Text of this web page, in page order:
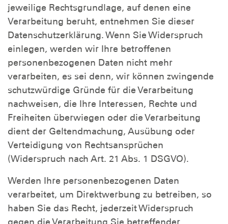
jeweilige Rechtsgrundlage, auf denen eine
Verarbeitung beruht, entnehmen Sie dieser
Datenschutzerklärung. Wenn Sie Widerspruch
einlegen, werden wir Ihre betroffenen
personenbezogenen Daten nicht mehr
verarbeiten, es sei denn, wir können zwingende
schutzwürdige Gründe für die Verarbeitung
nachweisen, die Ihre Interessen, Rechte und
Freiheiten überwiegen oder die Verarbeitung
dient der Geltendmachung, Ausübung oder
Verteidigung von Rechtsansprüchen
(Widerspruch nach Art. 21 Abs. 1 DSGVO).
Werden Ihre personenbezogenen Daten
verarbeitet, um Direktwerbung zu betreiben, so
haben Sie das Recht, jederzeit Widerspruch